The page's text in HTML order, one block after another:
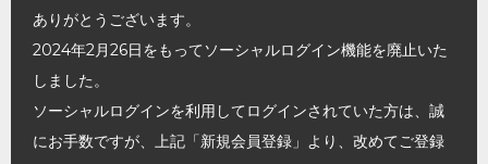
ありがとうございます。
2024年2月26日をもってソーシャルログイン機能を廃止いた
しました。
ソーシャルログインを利用してログインされていた方は、誠
にお手数ですが、上記「新規会員登録」より、改めてご登録